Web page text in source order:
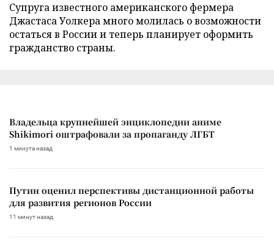
Супруга известного американского фермера
Джастаса Уолкера много молилась о возможности
остаться в России и теперь планирует оформить
гражданство страны.
Владельца крупнейшей энциклопедии аниме
Shikimori оштрафовали за пропаганду ЛГБТ
1 минута назад
Путин оценил перспективы дистанционной работы
для развития регионов России
11 минут назад